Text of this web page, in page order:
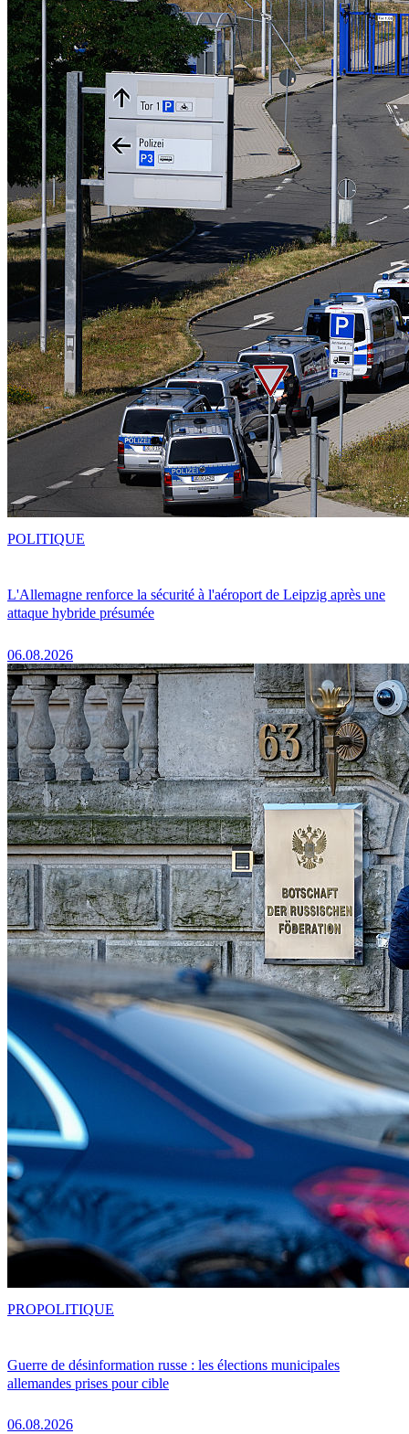
L'Allemagne renforce la sécurité à l'aéroport de Leipzig après une
attaque hybride présumée
06.08.2026
POLITIQUE
Guerre de désinformation russe : les élections municipales
allemandes prises pour cible
06.08.2026
PROPOLITIQUE